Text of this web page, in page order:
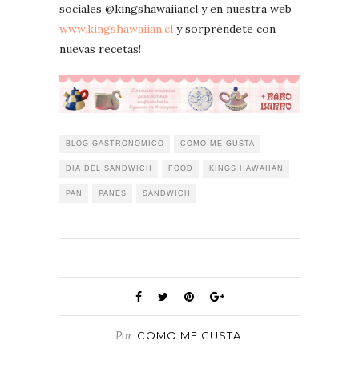
sociales @kingshawaiiancl y en nuestra web
www.kingshawaiian.cl y sorpréndete con
nuevas recetas!
BLOG GASTRONOMICO COMO ME GUSTA
DIA DEL SANDWICH FOOD KINGS HAWAIIAN
PAN PANES SANDWICH
Por COMO ME GUSTA